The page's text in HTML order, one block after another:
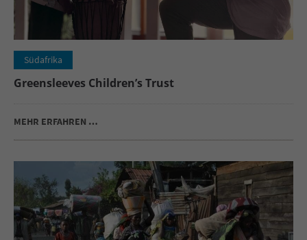
Südafrika
Greensleeves Children’s Trust
MEHR ERFAHREN …